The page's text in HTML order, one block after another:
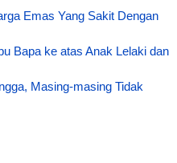
Emas Yang Sakit Dengan
Bapa ke atas Anak Lelaki dan
Masing-masing Tidak